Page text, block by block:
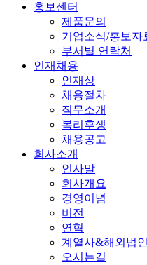
홍보센터
제품문의
기업소식/홍보자
부서별 연락처
인재채용
인재상
채용절차
직무소개
복리후생
채용공고
회사소개
인사말
회사개요
경영이념
비전
연혁
계열사&해외법인
오시는길